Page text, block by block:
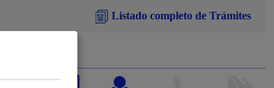
Listado completo de Trámites